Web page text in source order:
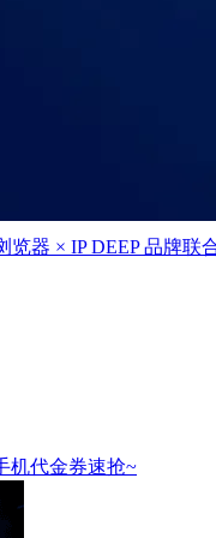
览器 × IP DEEP 品牌联
机代金券速抢~